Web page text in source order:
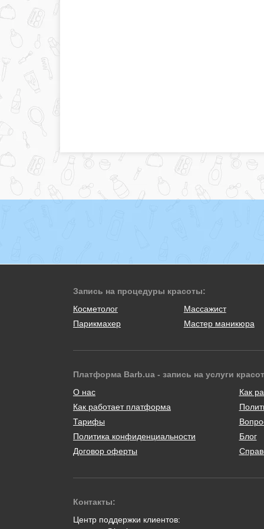
Запись на процедуры красоты:
Косметолог
Массажист
Парикмахер
Мастер маникюра
Платформа Barb.ua - запись на услуги
О нас
Как работает платформа
Тарифы
Политика конфиденциальности
Договор оферты
Как
Блог
Контакты:
Центр поддержки клиентов: